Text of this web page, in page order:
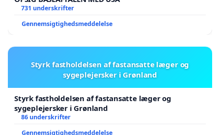
731 underskrifter
Gennemsigtighedsmeddelelse
Styrk fastholdelsen af fastansatte læger og
sygeplejersker i Grønland
Styrk fastholdelsen af fastansatte læger og
sygeplejersker i Grønland
86 underskrifter
Gennemsigtighedsmeddelelse